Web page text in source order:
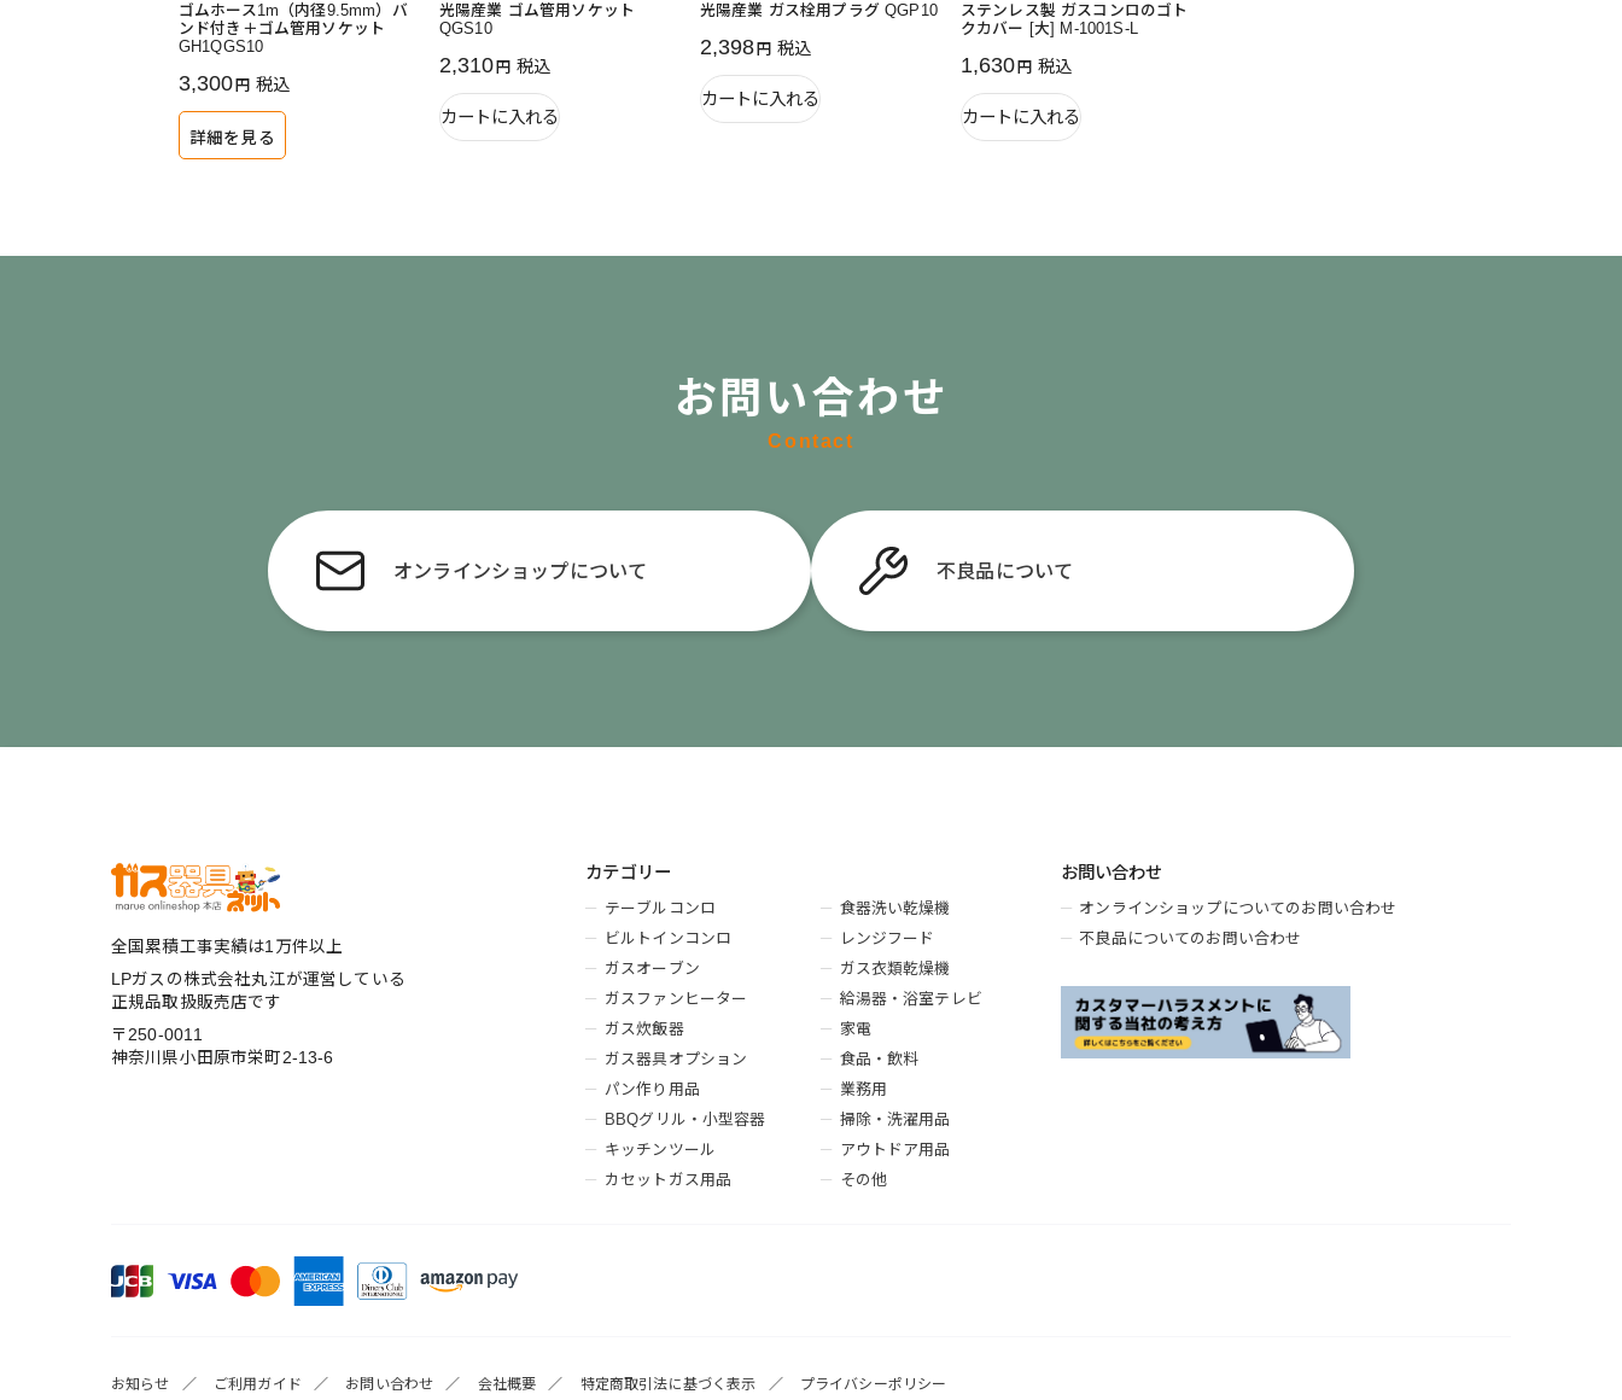
ゴムホース1m（内径9.5mm）バ
ンド付き＋ゴム管用ソケット
GH1QGS10
3,300 税込
詳細を見る
光陽産業 ゴム管用ソケット
QGS10
2,310 税込
カートに入れる
光陽産業 ガス栓用プラグ QGP10
2,398 税込
カートに入れる
ステンレス製 ガスコンロのゴト
クカバー [大] M-1001S-L
1,630 税込
カートに入れる
お問い合わせ
Contact
オンラインショップについて 不良品 について
全国累積工事実績は1万件以上
LPガスの株式会社丸江が運営している
正規品取扱販売店です
〒250-0011
神奈川県小田原市栄町2-13-6
カテゴリー
テーブルコンロ
ビルトインコンロ
ガスオーブン
ガスファンヒーター
ガス炊飯器
ガス器具オプション
パン作り用品
BBQグリル・小型容器
キッチンツール
カセットガス用品
食器洗い乾燥機
レンジフード
ガス衣類乾燥機
給湯器・浴室テレビ
家電
食品・飲料
業務用
掃除・洗濯用品
アウトドア用品
その他
お問い合わせ
オンラインショップについてのお問い合わせ
不良品についてのお問い合わせ
お知らせ ご利用ガイド お問い合わせ 会社概要 特定商取引法に基づく表示 プライバシーポリシー